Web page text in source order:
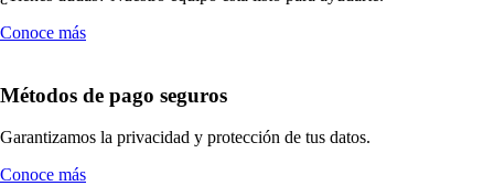
Conoce más
Métodos de pago seguros
Garantizamos la privacidad y protección de tus datos.
Conoce más